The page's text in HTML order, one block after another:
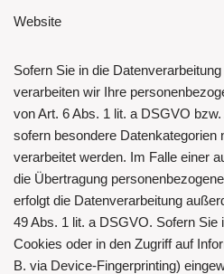
Website
Sofern Sie in die
verarbeiten wir Ihre
von Art. 6 Abs. 1 lit. a DSGVO
sofern besondere Datenkategorien
verarbeitet werden. Im Falle einer
die Übertragung
erfolgt die Datenverarbeitung
49 Abs. 1 lit. a DSGVO. Sofern Sie
Cookies oder in den Zugriff auf
B. via Device-Fingerprinting)